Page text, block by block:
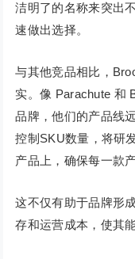
洁明了的名称来突出
速做出选择。
与其他竞品相比，
实。像 Parachute 和
品牌，他们的产品线
控制SKU数量，将研
产品上，确保每一款
这不仅有助于品牌形
存和运营成本，使其